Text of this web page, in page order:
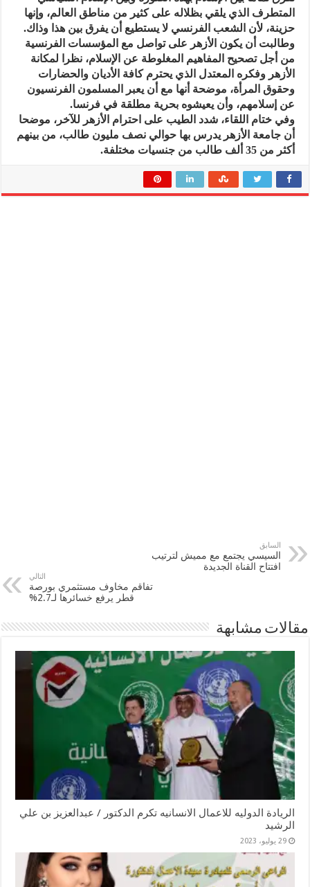
المتطرف الذي يلقي بظلاله على كثير من مناطق العالم، وإنها
حزينة، لأن الشعب الفرنسي لا يستطيع أن يفرق بين هذا وذاك.
وطالبت أن يكون الأزهر على تواصل مع المؤسسات الفرنسية
من أجل تصحيح المفاهيم المغلوطة عن الإسلام، نظرا لمكانة
الأزهر وفكره المعتدل الذي يحترم كافة الأديان والحضارات
وحقوق المرأة، موضحة أنها مع أن يعبر المسلمون الفرنسيون
عن إسلامهم، وأن يعيشوه بحرية مطلقة في فرنسا.
وفي ختام اللقاء، شدد الطيب على احترام الأزهر للآخر، موضحا
أن ‏جامعة الأزهر يدرس بها حوالي نصف مليون طالب، من بينهم
أكثر من 35 ألف طالب من جنسيات مختلفة.
السابق
السيسي يجتمع مع مميش لترتيب
افتتاح القناة الجديدة
التالي
تفاقم مخاوف مستثمري بورصة
قطر يرفع خسائرها لـ2.7%
مقالات مشابهة
الريادة الدوليه للاعمال الانسانيه تكرم الدكتور / عبدالعزيز بن علي
الرشيد
29 يوليو، 2023